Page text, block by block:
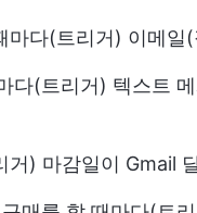
마다(트리거) 이메일
다(트리거) 텍스트
) 마감일이 Gmail